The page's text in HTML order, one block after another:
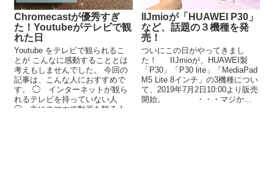
Chromecastが優秀すぎ
た！Youtubeがテレビで観
れた日
Youtube をテレビで観られるこ
とが こんなに感動することとは
考えもしませんでした。 今回の
記事は、こんな人におすすめで
す。 ◯ インターネットが観ら
れるテレビを持っていない人
◯ 主にスマホで動画を観る人
IIJmioが「HUAWEI P30」
など、話題の３機種を発
売！
ついにこの日がやってきまし
た！ IIJmioが、HUAWEI製
「P30」「P30 lite」「MediaPad
M5 Lite 8インチ」の3機種につい
て、2019年7月2日10:00より販売
開始。 ・・・マジか...